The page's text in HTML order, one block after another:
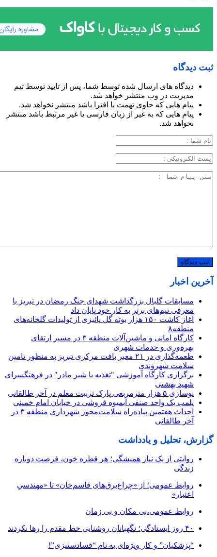
ثبت دیدگاه
دیدگاه های ارسال شده توسط شما، پس از تایید توسط تیم
مدیریت در وب منتشر خواهد شد.
پیام هایی که حاوی تهمت یا افترا باشد منتشر نخواهد شد.
پیام هایی که به غیر از زبان فارسی یا غیر مرتبط باشد منتشر
نخواهد شد.
آخرین اخبار
مسابقات گلبال بزرگداشت شهدای جنگ رمضان در تبریز با
معرفی تیم‌های برتر به کار خود پایان داد
آغاز کاشت ۱۵۰ هزار بوته گل پائیزی از تولیدات گلخانه‌های
منطقه۸
کارگاه امانی و ماشین‌آلات منطقه ۳ در مسیر ارتقای
بهره‌وری و خدمات شهری
طعمه‌گذاری در ۲۱ معبر بافت مرکزی تبریز به منظور تامین
سلامت شهروندی
برگزاری کارگاه آموزشی "تغذیه با شیر مادر" در فرهنگسرای
شهید بهشتی
نوسازی ۵ هزار مترمربعی پارک تربیت معلم در آخر طالقانی
پلمب یک واحد صنفی آبمیوه فروشی در خیابان امام خمینی
احداث هفتمین پیاده‌راه سلامت‌محور شهرداری منطقه ۳ در
آخر طالقانی
گزارش، تحلیل و یادداشت
روایتی از یک نیاز همیشگی؛ هر قطره خون، فرصت دوباره
زندگی
روابط عمومی؛ از «چراغ‌برق‌های قاسم‌خان» تا «مهندسیِ
اعتبار»
روابط عمومی،بی مکان و بی زمان
۴۰ روز ایستادگی؛ نگهبانان روشنایی خط مقدم را رها نکردند
“پزشکیان” و کار ویژه‌ای به نام “فسادستیزی”!